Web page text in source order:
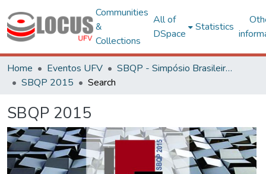
Communities
&
Collections
All of
DSpace
Statistics
Home Eventos UFV
SBQP - Simpósio Brasileiro de Qualidade do Projeto no Ambiente Construído
SBQP 2015
Search
SBQP 2015